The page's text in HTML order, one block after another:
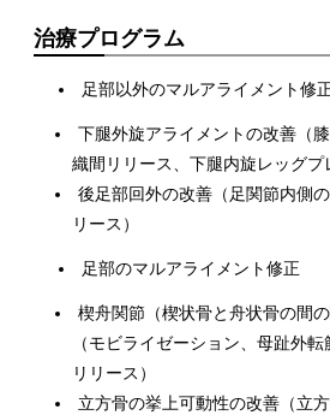
治療プログラム
足部以外のマルアライメント修
下腿外旋アライメントの改善（
織間リリース、下腿内旋レッグプ
後足部回外の改善（足関節内側
リース）
足部のマルアライメント修正
楔舟関節（楔状骨と舟状骨の間
（モビライゼーション、母趾外
リリース）
立方骨の挙上可動性の改善（立